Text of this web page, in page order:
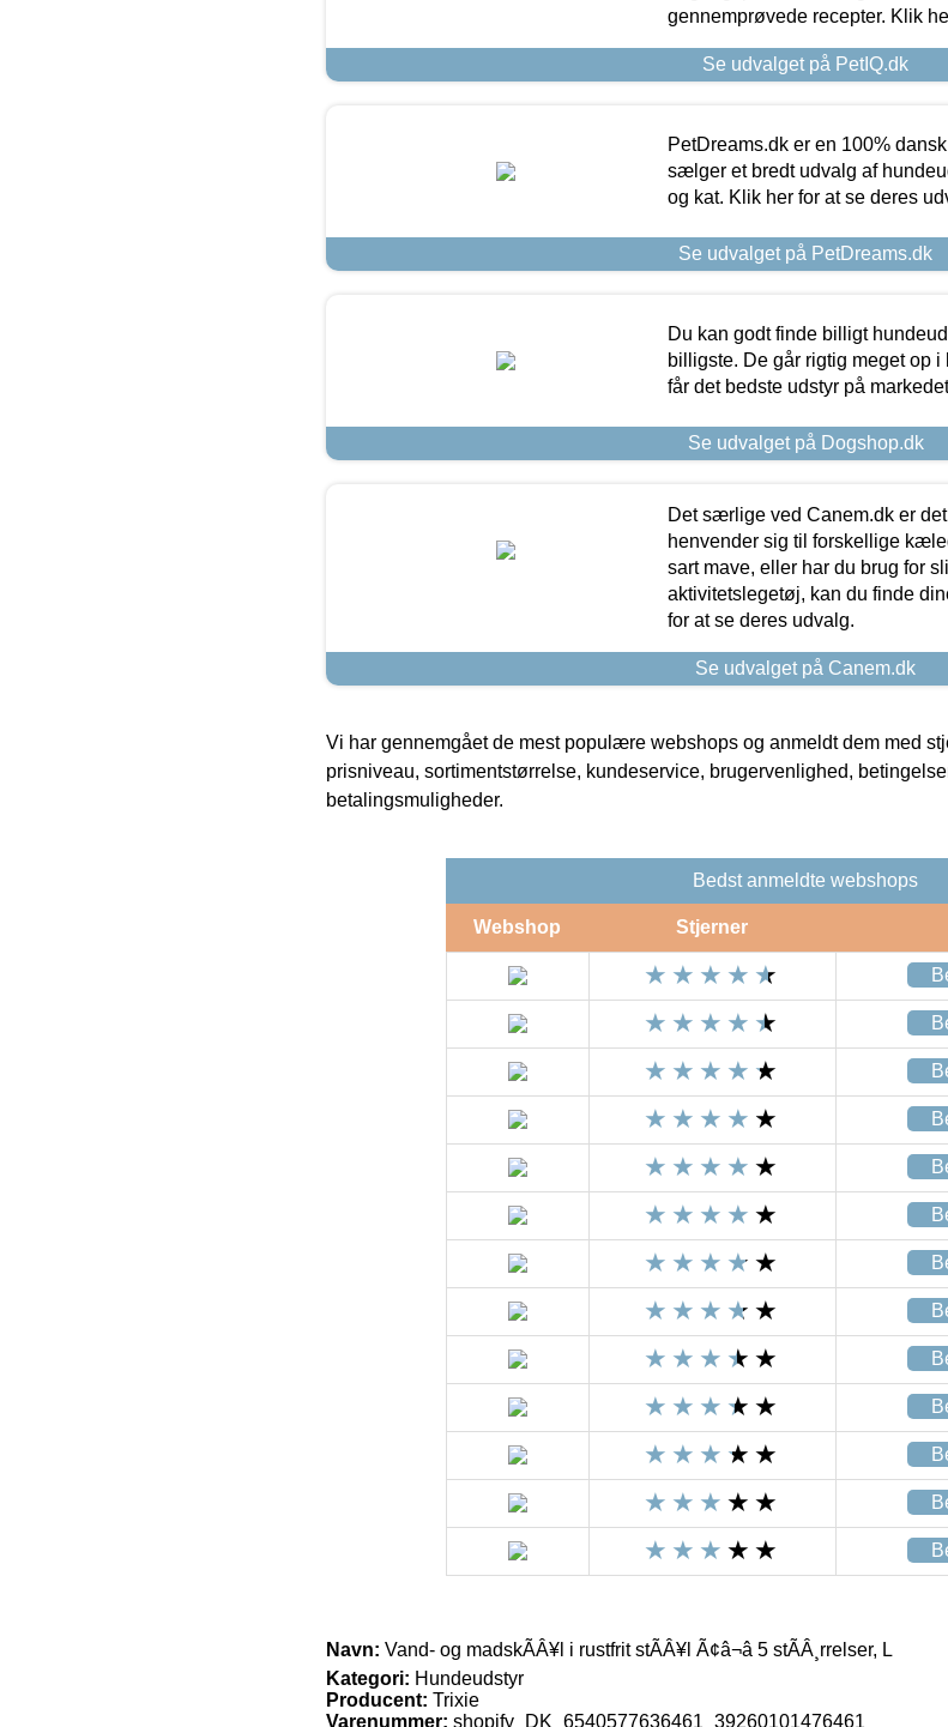
gennemprøvede recepter. Klik
Se udvalget på PetIQ.dk
PetDreams.dk er en 100%
sælger et bredt udvalg af
og kat. Klik her for at se deres
Se udvalget på PetDreams.dk
Du kan godt finde billigt
billigste. De går rigtig meget op
får det bedste udstyr på
Se udvalget på Dogshop.dk
Det særlige ved Canem.dk er
henvender sig til forskellige
sart mave, eller har du brug for
aktivitetslegetøj, kan du finde
for at se deres udvalg.
Se udvalget på Canem.dk
Vi har gennemgået de mest populære webshops og anmeldt dem med
prisniveau, sortimentstørrelse, kundeservice, brugervenlighed,
betalingsmuligheder.
Bedst anmeldte webshops
Webshop Stjerner
Navn: Vand- og madskÃÂ¥l i rustfrit stÃÂ¥l Ã¢â¬â 5 stÃÂ¸rrelser, L
Kategori: Hundeudstyr
Producent: Trixie
Varenummer: shopify_DK_6540577636461_39260101476461